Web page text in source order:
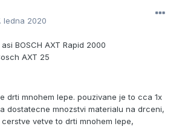
ledna 2020
BOSCH AXT Rapid 2000
AXT 25
drti mnohem lepe. pouzivane je to cca 1x
dostatecne mnozstvi materialu na drceni,
vetve to drti mnohem lepe,